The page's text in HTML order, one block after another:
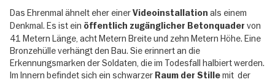
Das Ehrenmal ähnelt eher einerVideoinstallation als einem
Denkmal. Es ist ein öffentlich zugänglicher Betonquader von
41 Metern Länge, acht Metern Breite und zehn Metern Höhe. Eine
Bronzehülle verhängt den Bau. Sie erinnert an die
Erkennungsmarken der Soldaten, die im Todesfall halbiert werden.
Im Innern befindet sich ein schwarzer Raum der Stillemit der